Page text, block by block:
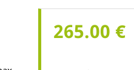
265.00 €